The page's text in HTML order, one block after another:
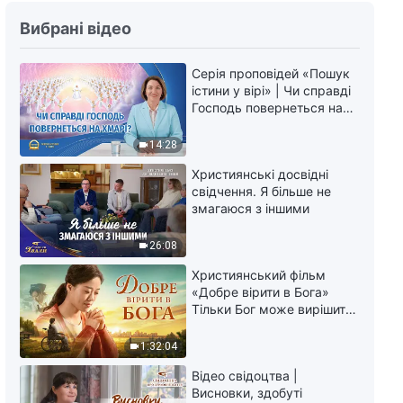
Вибрані відео
14:28
Серія проповідей «Пошук
істини у вірі» | Чи справді
Господь повернеться на
26:08
Християнські досвідні
свідчення. Я більше не
змагаюся з іншими
1:32:04
Християнський фільм
«Добре вірити в Бога»
Тільки Бог може вирішити
Відео свідоцтва |
Висновки, здобуті